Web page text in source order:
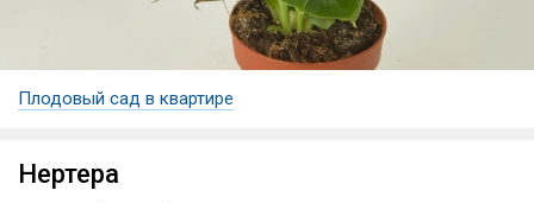
Плодовый сад в квартире
Нертера